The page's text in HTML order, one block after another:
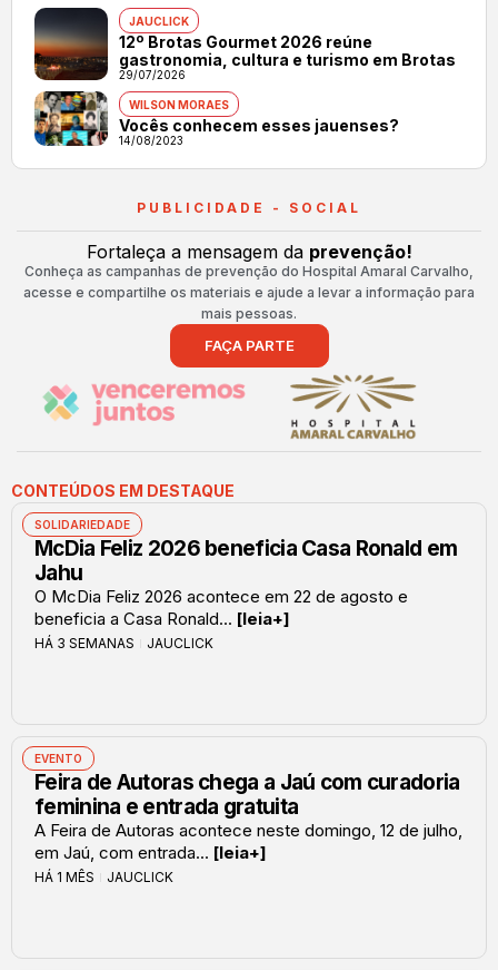
JAUCLICK
12º Brotas Gourmet 2026 reúne
gastronomia, cultura e turismo em Brotas
29/07/2026
WILSON MORAES
Vocês conhecem esses jauenses?
14/08/2023
PUBLICIDADE - SOCIAL
Fortaleça a mensagem da prevenção!
Conheça as campanhas de prevenção do Hospital Amaral Carvalho,
acesse e compartilhe os materiais e ajude a levar a informação para
mais pessoas.
FAÇA PARTE
CONTEÚDOS EM DESTAQUE
SOLIDARIEDADE
McDia Feliz 2026 beneficia Casa Ronald em
Jahu
O McDia Feliz 2026 acontece em 22 de agosto e
beneficia a Casa Ronald... [leia+]
HÁ 3 SEMANAS JAUCLICK
EVENTO
Feira de Autoras chega a Jaú com curadoria
feminina e entrada gratuita
A Feira de Autoras acontece neste domingo, 12 de julho,
em Jaú, com entrada... [leia+]
HÁ 1 MÊS JAUCLICK